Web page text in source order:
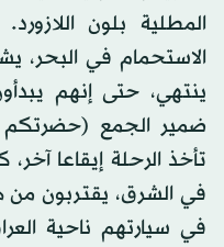
المطلية بلون
الاستحمام في البحر،
ينتهي، حتى إنهم
ضمير الجمع (حضرتكم
تأخذ الرحلة إيقاعا
في الشرق، يقتربون من
في سيارتهم ناحية